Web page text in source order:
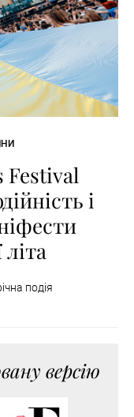
і
літа
подія
версію